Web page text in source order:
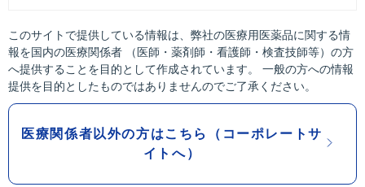
このサイトで提供している情報は、弊社の医療用医薬品に関する情
報を国内の医療関係者 （医師・薬剤師・看護師・検査技師等）の方
へ提供することを目的として作成されています。 一般の方への情報
提供を目的としたものではありませんのでご了承ください。
医療関係者以外の方はこちら（コーポレートサ
イトへ）